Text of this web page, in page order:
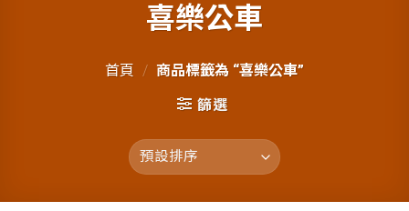
喜樂公車
首頁 / 商品標籤為 “喜樂公車”
篩選